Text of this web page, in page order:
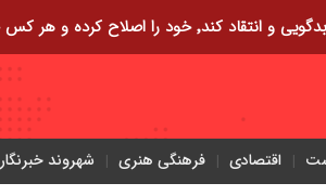
پس به تحقیق خویش را تباه نموده است.
اقتصادی فرهنگی هنری شهروند خبرنگار